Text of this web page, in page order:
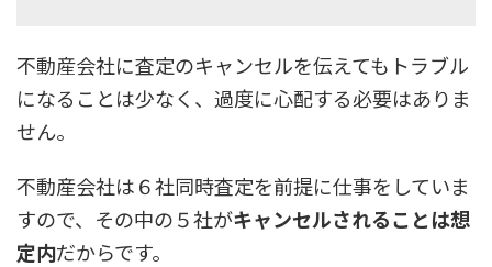
不動産会社に査定のキャンセルを伝えてもトラブル
になることは少なく、過度に心配する必要はありま
せん。
不動産会社は６社同時査定を前提に仕事をしていま
すので、その中の５社がキャンセルされることは想
定内だからです。